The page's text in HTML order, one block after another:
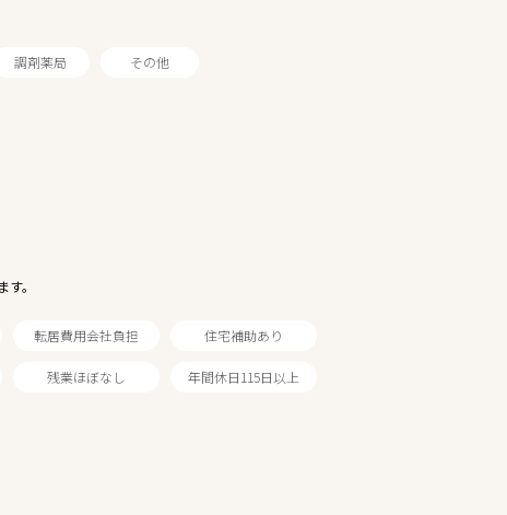
調剤薬局 その他
。
転居費用会社負担 住宅補助あり
残業ほぼなし 年間休日115日以上